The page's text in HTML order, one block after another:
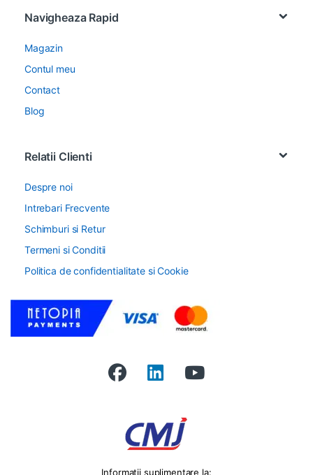
Navigheaza Rapid
Magazin
Contul meu
Contact
Blog
Relatii Clienti
Despre noi
Intrebari Frecvente
Schimburi si Retur
Termeni si Conditii
Politica de confidentialitate si Cookie
Informatii suplimentare la: